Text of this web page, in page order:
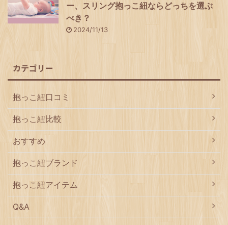
ー、スリング抱っこ紐ならどっちを選ぶ
べき？
2024/11/13
カテゴリー
抱っこ紐口コミ
抱っこ紐比較
おすすめ
抱っこ紐ブランド
抱っこ紐アイテム
Q&A